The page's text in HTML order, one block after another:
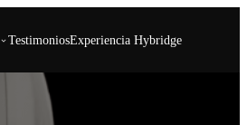
TestimoniosExperiencia Hybridge